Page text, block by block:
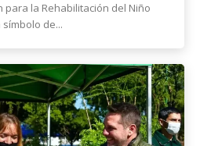
para la Rehabilitación del Niño
de...